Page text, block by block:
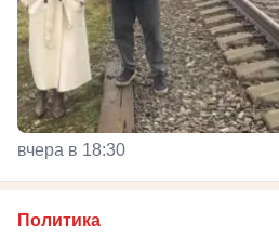
вчера в 18:30
Политика